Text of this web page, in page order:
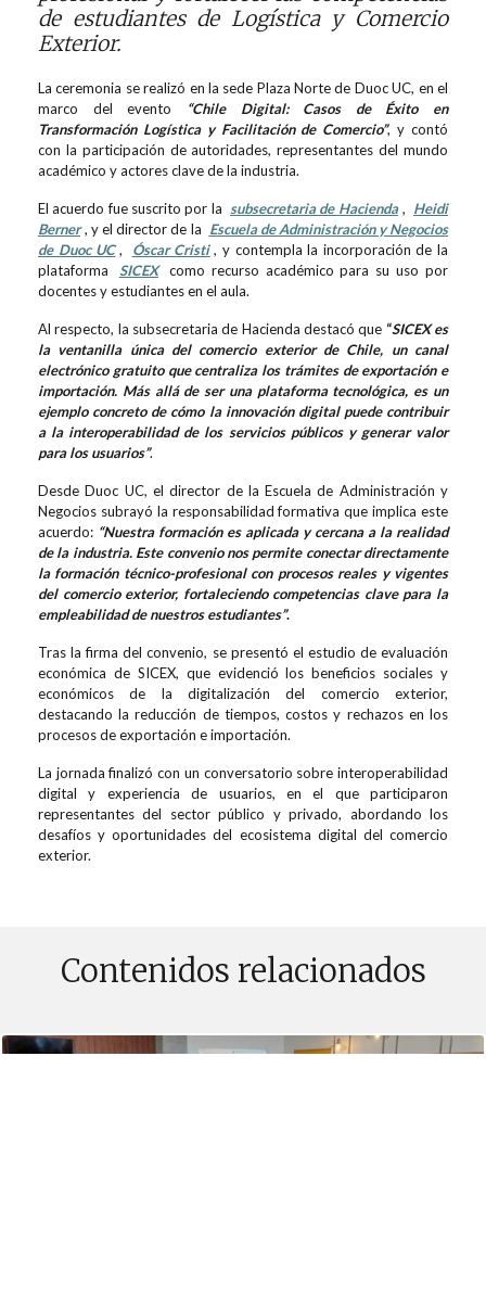
de estudiantes de Logística y Comercio
Exterior.
La ceremonia se realizó en la sede Plaza Norte de Duoc UC, en el
marco del evento
“Chile Digital: Casos de Éxito en
Transformación Logística y Facilitación de Comercio”, y contó
con la participación de autoridades, representantes del mundo
académico y actores clave de la industria.
El acuerdo fue suscrito por la subsecretaria de Hacienda , Heidi
Berner , y el director de la Escuela de Administración y Negocios
de Duoc UC , Óscar Cristi , y contempla la incorporación de la
plataforma
SICEX
como recurso académico para su uso por
docentes y estudiantes en el aula.
Al respecto, la subsecretaria de Hacienda destacó que “SICEX es
la ventanilla única del comercio exterior de Chile, un canal
electrónico gratuito que centraliza los trámites de exportación e
importación. Más allá de ser una plataforma tecnológica, es un
ejemplo concreto de cómo la innovación digital puede contribuir
a la interoperabilidad de los servicios públicos y generar valor
para los usuarios”.
Desde Duoc UC, el director de la Escuela de Administración y
Negocios subrayó la responsabilidad formativa que implica este
acuerdo: “Nuestra formación es aplicada y cercana a la realidad
de la industria. Este convenio nos permite conectar directamente
la formación técnico-profesional con procesos reales y vigentes
del comercio exterior, fortaleciendo competencias clave para la
empleabilidad de nuestros estudiantes”.
Tras la firma del convenio, se presentó el estudio de evaluación
económica de SICEX, que evidenció los beneficios sociales y
económicos de la digitalización del comercio exterior,
destacando la reducción de tiempos, costos y rechazos en los
procesos de exportación e importación.
La jornada finalizó con un conversatorio sobre interoperabilidad
digital y experiencia de usuarios, en el que participaron
representantes del sector público y privado, abordando los
desafíos y oportunidades del ecosistema digital del comercio
exterior.
Contenidos relacionados